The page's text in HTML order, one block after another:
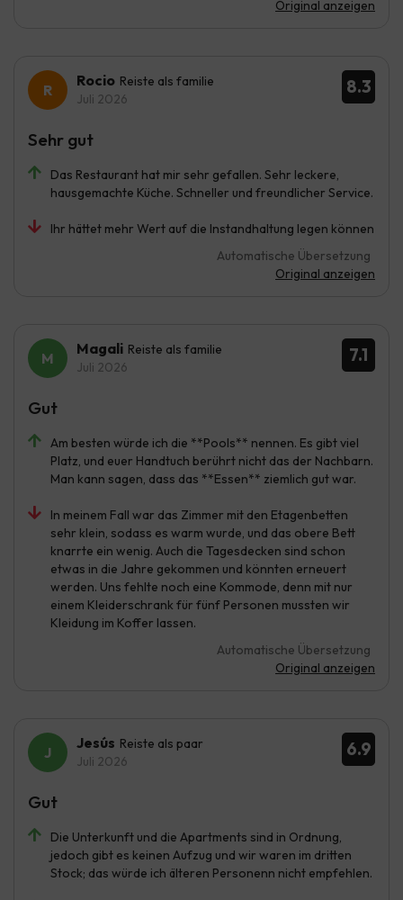
Original anzeigen
8.3
Rocio Reiste als familie
Juli 2026
Das Restaurant hat mir sehr gefallen. Sehr leckere,
hausgemachte Küche. Schneller und freundlicher Service.
Ihr hättet mehr Wert auf die Instandhaltung legen können
Automatische Übersetzung
Original anzeigen
Sehr gut
7.1
Magali Reiste als familie
Juli 2026
Am besten würde ich die **Pools** nennen. Es gibt viel
Platz, und euer Handtuch berührt nicht das der Nachbarn.
Man kann sagen, dass das **Essen** ziemlich gut war.
In meinem Fall war das Zimmer mit den Etagenbetten
sehr klein, sodass es warm wurde, und das obere Bett
knarrte ein wenig. Auch die Tagesdecken sind schon
etwas in die Jahre gekommen und könnten erneuert
werden. Uns fehlte noch eine Kommode, denn mit nur
einem Kleiderschrank für fünf Personen mussten wir
Kleidung im Koffer lassen.
Automatische Übersetzung
Original anzeigen
Gut
6.9
Jesús Reiste als paar
Juli 2026
Die Unterkunft und die Apartments sind in Ordnung,
jedoch gibt es keinen Aufzug und wir waren im dritten
Stock; das würde ich älteren Personenn nicht empfehlen.
Gut